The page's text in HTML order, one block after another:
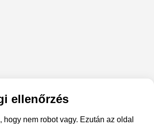
ellenőrzés
hogy nem robot vagy. Ezután az oldal